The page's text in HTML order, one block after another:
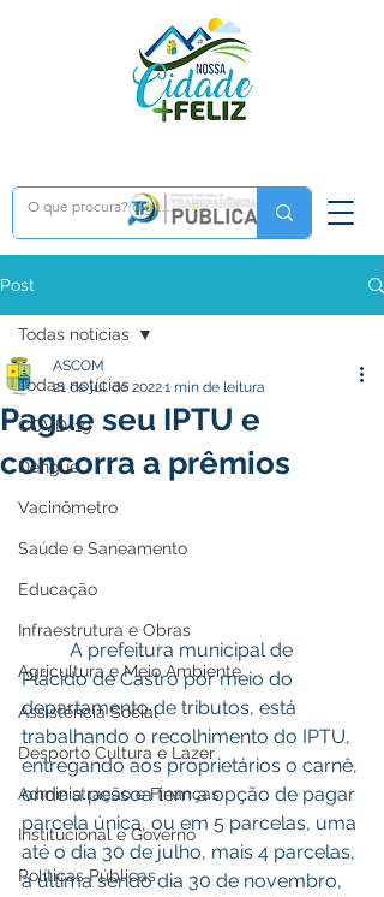
Post
Todas notícias
COVD-19
Dengue
Vacinômetro
Saúde e Saneamento
Educação
Infraestrutura e Obras
Agricultura e Meio Ambiente
Assistência Social
Desporto Cultura e Lazer
Administração e Finanças
Institucional e Governo
Políticas Públicas
Todas notícias
Pague seu IPTU e
concorra a prêmios
ASCOM
21 de jul. de 20221 min de leitura
Plácido de Castro por meio do
departamento de tributos, está
trabalhando o recolhimento do IPTU,
entregando aos proprietários o carnê,
onde a pessoa tem a opção de pagar
parcela única, ou em 5 parcelas, uma
até o dia 30 de julho, mais 4 parcelas,
a última sendo dia 30 de novembro,